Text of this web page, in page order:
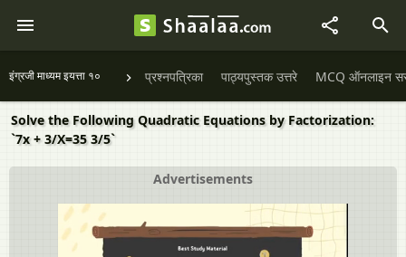
इंग्रजी माध्यम इयत्ता १० प्रश्नपत्रिका पाठ्यपुस्तक उत्तरे MCQ ऑनलाइन
Solve the Following Quadratic Equations by Factorization:
`7x + 3/X=35 3/5`
Advertisements